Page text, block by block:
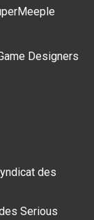
Designers
des
Serious